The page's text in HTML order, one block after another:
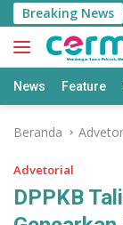
Langsung
ke
konten
Breaking News
Jadi
News Feature
Beranda
Advetorial
DPPKB